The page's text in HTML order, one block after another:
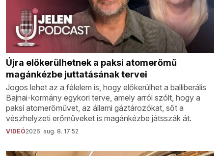
Újra előkerülhetnek a paksi atomerőmű
magánkézbe juttatásának tervei
Jogos lehet az a félelem is, hogy előkerülhet a balliberális
Bajnai-kormány egykori terve, amely arról szólt, hogy a
paksi atomerőművet, az állami gáztározókat, sőt a
vészhelyzeti erőműveket is magánkézbe játsszák át.
VIDEÓ2026. aug. 8. 17:52